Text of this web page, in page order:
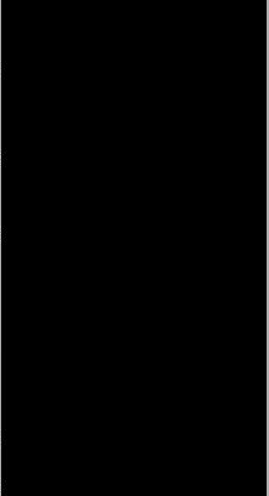
Video
Video
Ltd.
m.b.H.